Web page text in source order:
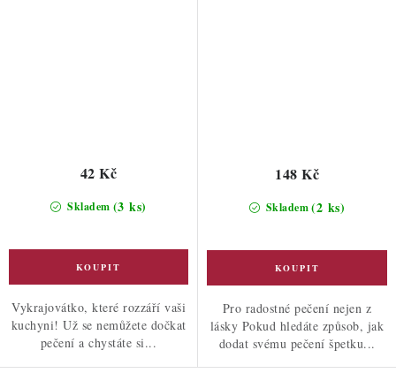
Skladem (3 ks)
42 Kč
Vykrajovátko, které rozzáří vaši
kuchyni! Už se nemůžete dočkat
pečení a chystáte si...
Skladem(2 ks)
148 Kč
Pro radostné pečení nejen z
lásky Pokud hledáte způsob, jak
dodat svému pečení špetku...